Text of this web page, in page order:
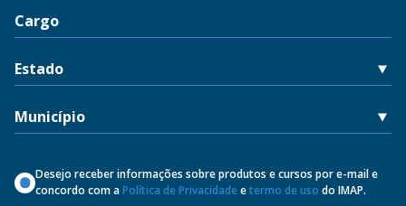
Desejo receber informações sobre produtos e cursos por e-mail e
concordo com aPolítica de Privacidade etermo de uso do IMAP.